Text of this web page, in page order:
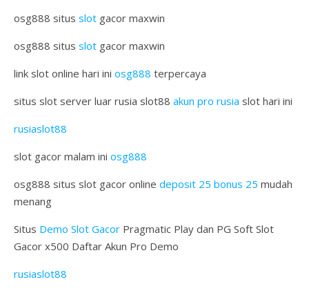
osg888 situs slot gacor maxwin
osg888 situs slot gacor maxwin
link slot online hari ini osg888 terpercaya
situs slot server luar rusia slot88 akun pro rusia slot hari ini
rusiaslot88
slot gacor malam ini osg888
osg888 situs slot gacor online deposit 25 bonus 25 mudah
menang
Situs Demo Slot Gacor Pragmatic Play dan PG Soft Slot
Gacor x500 Daftar Akun Pro Demo
rusiaslot88